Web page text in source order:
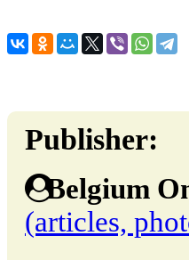
Publisher:
Belgium
(articles,